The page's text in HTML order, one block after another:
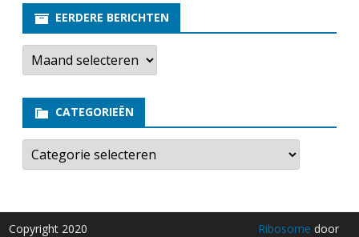
EERDERE BERICHTEN
E
r
e
e
b
r
t
e
CATEGORIEËN
C
t
o
r
Copyright 2020 Ribosome door